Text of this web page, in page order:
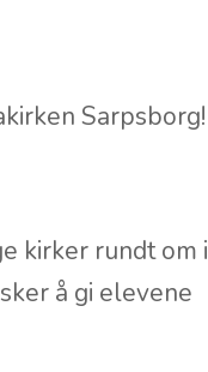
Sarpsborg!
kirker rundt om i
å gi elevene